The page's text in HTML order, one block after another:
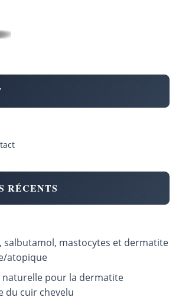
RÉCENTS
salbutamol, mastocytes et dermatite
atopique
naturelle pour la dermatite
du cuir chevelu